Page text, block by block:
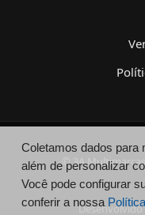
© 3A
Coletamos dados para
além de personalizar
Você pode configurar
conferir a nossa